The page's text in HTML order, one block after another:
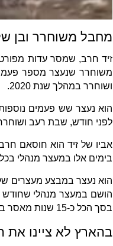
מחבל משוחרר ובן
זיד חרב, שמסר עדות
משוחרר שנעצר מספר
ושוחרר במהלך שנת 2020.
הוא נעצר שש פעמים
לפני חודש, שבת רעב
אביו של זיד הוא חוסאם
בימים אלו במעצר מנהלי
הוא נעצר במבצע מעצרים
הושם במעצר מנהלי שחודש
בסך הכל כ-15 שנות מאסר בכלא הישראלי.
בהארץ לא ציינו את